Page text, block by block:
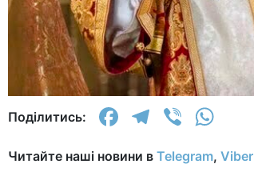
Поділитись: Facebook
Telegram
Viber
Читайте наші новини в Telegram, Viber